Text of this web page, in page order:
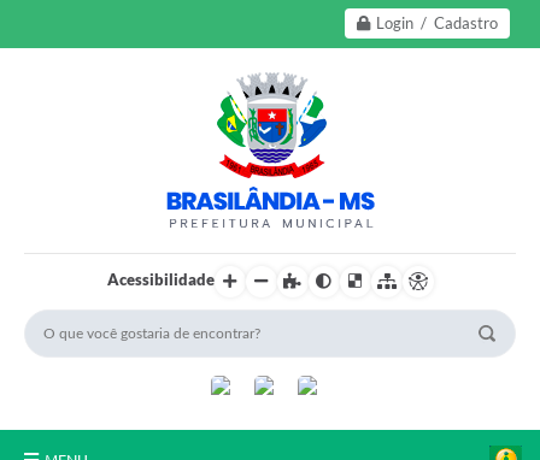
Login / Cadastro
Acessibilidade